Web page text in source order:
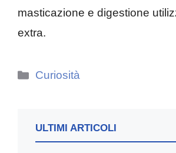
masticazione e digestione
extra.
Categorie
Curiosità
ULTIMI ARTICOLI